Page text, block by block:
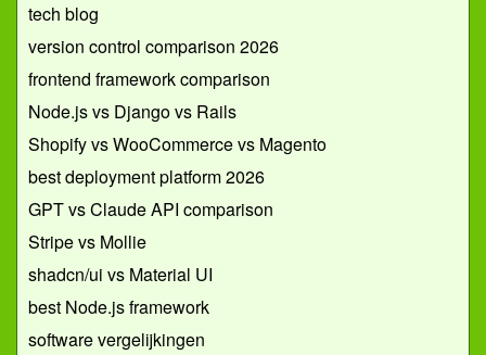
tech blog
version control comparison 2026
frontend framework comparison
Node.js vs Django vs Rails
Shopify vs WooCommerce vs Magento
best deployment platform 2026
GPT vs Claude API comparison
Stripe vs Mollie
shadcn/ui vs Material UI
best Node.js framework
software vergelijkingen